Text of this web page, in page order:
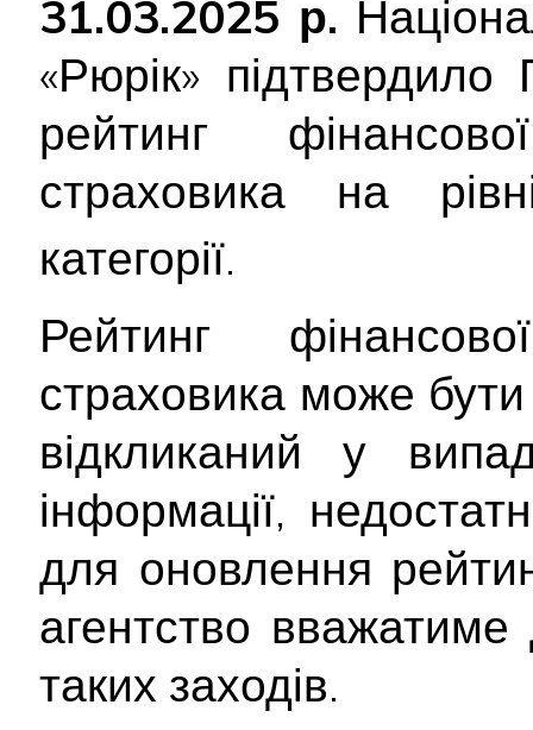
31.03.2025 р.
«Рюрік» підтвердило
рейтинг
страховика на
категорії.
Рейтинг
страховика може
відкликаний у
інформації,
для оновлення
агентство вважатиме
таких заходів.